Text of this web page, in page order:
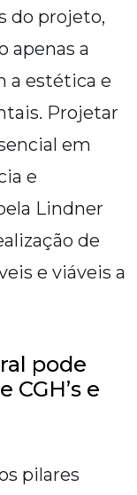
do projeto,
apenas a
a estética e
Projetar
em
e
Lindner
de
e viáveis a
pode
e
pilares